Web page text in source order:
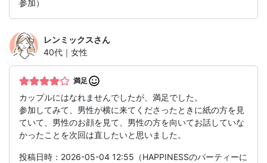
参加）
レンミックスさん
40代｜女性
満足
カップルにはなれませんでしたが、満足でした。
参加してみて、男性が横に来てくださったときに紙の方を見
ていて、男性のお顔を見て、男性の方を向いてお話していな
かったことを次回は直したいと思いました。
投稿日時：2026-05-04 12:55（HAPPINESSのパーティーに